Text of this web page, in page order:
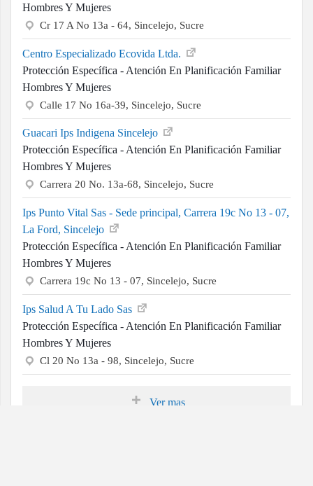
Hombres Y Mujeres
Cr 17 A No 13a - 64, Sincelejo, Sucre
Centro Especializado Ecovida Ltda.
Protección Específica - Atención En Planificación Familiar
Hombres Y Mujeres
Calle 17 No 16a-39, Sincelejo, Sucre
Guacari Ips Indigena Sincelejo
Protección Específica - Atención En Planificación Familiar
Hombres Y Mujeres
Carrera 20 No. 13a-68, Sincelejo, Sucre
Ips Punto Vital Sas - Sede principal, Carrera 19c No 13 - 07,
La Ford, Sincelejo
Protección Específica - Atención En Planificación Familiar
Hombres Y Mujeres
Carrera 19c No 13 - 07, Sincelejo, Sucre
Ips Salud A Tu Lado Sas
Protección Específica - Atención En Planificación Familiar
Hombres Y Mujeres
Cl 20 No 13a - 98, Sincelejo, Sucre
Ver mas